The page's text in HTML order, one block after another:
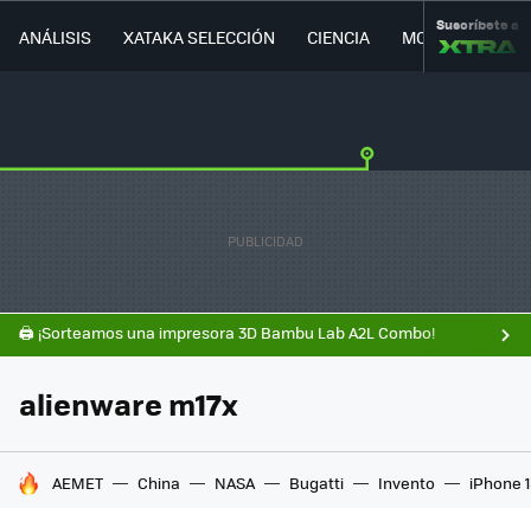
ANÁLISIS XATAKA SELECCIÓN CIENCIA MOVILIDAD
Suscríbete a
🖨️ ¡Sorteamos una impresora 3D Bambu Lab A2L Combo!
alienware m17x
HOY SE HABLA DE
AEMET China NASA Bugatti Invento iPhone